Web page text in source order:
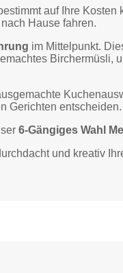
auf Ihre
Hause fahren.
im Mittelpunkt.
Bircher­müsli,
Gerichten entscheiden.
6-Gängiges Wahl
und kreativ